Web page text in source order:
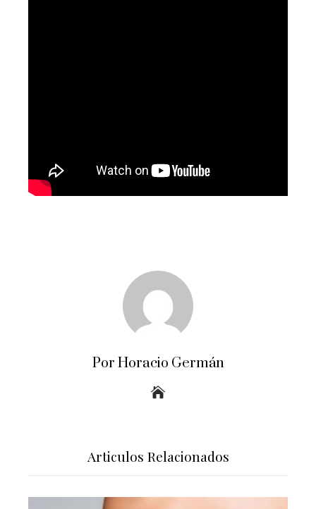
Por Horacio Germán
Articulos Relacionados